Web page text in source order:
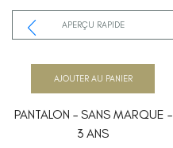
APERÇU RAPIDE
PANTALON – SANS MARQUE –
3 ANS
AJOUTER AU PANIER